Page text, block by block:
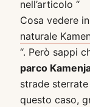
nell’articolo “
Cosa vedere
naturale
“. Però sappi
parco
strade
questo caso,